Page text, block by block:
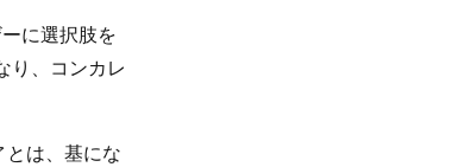
に選択肢を
り、コンカレ
とは、基にな